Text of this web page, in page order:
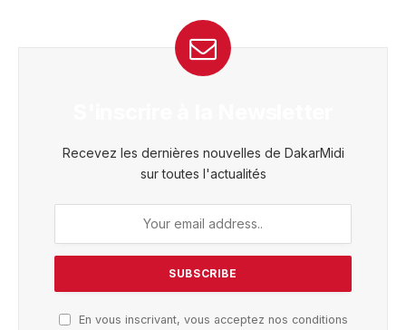
Recevez les dernières nouvelles de DakarMidi
sur toutes l'actualités
En vous inscrivant, vous acceptez nos conditions